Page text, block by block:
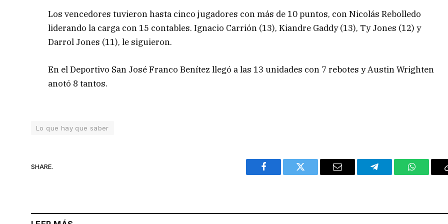
Los vencedores tuvieron hasta cinco jugadores con más de 10 puntos, con Nicolás Rebolledo
liderando la carga con 15 contables. Ignacio Carrión (13), Kiandre Gaddy (13), Ty Jones (12) y
Darrol Jones (11), le siguieron.
En el Deportivo San José Franco Benítez llegó a las 13 unidades con 7 rebotes y Austin Wrighten
anotó 8 tantos.
Lo que hay que saber
SHARE.
Facebook Twitter Email Telegram